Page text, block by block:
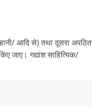
आदि से) तथा दूसरा अपठित
जाए। गद्यांश साहित्यिक/